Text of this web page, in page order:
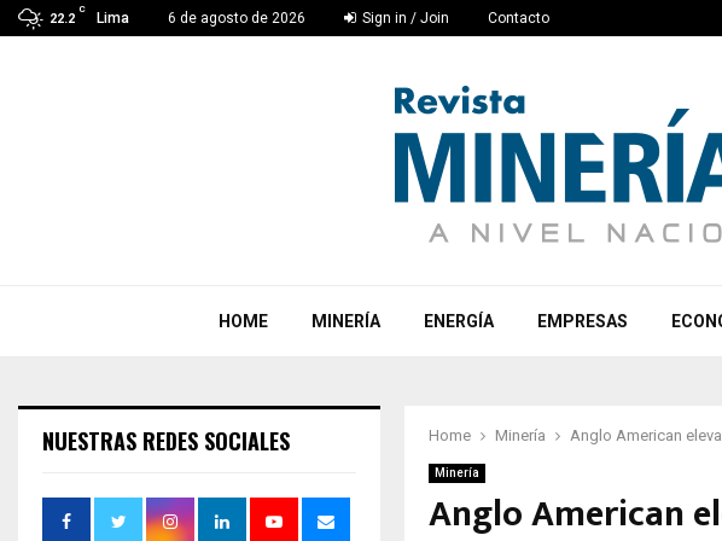
22.2
C
Lima 6 de agosto de 2026 Sign in / Join Contacto
HOME MINERÍA ENERGÍA EMPRESAS
Home Minería Anglo American
Minería
Anglo American
NUESTRAS REDES SOCIALES